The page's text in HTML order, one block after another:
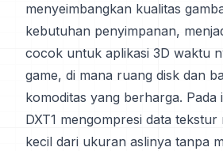
menyeimbangkan kualitas
kebutuhan penyimpanan,
cocok untuk aplikasi 3D waktu
game, di mana ruang disk dan
komoditas yang berharga.
DXT1 mengompresi data tekstur
kecil dari ukuran aslinya tanpa